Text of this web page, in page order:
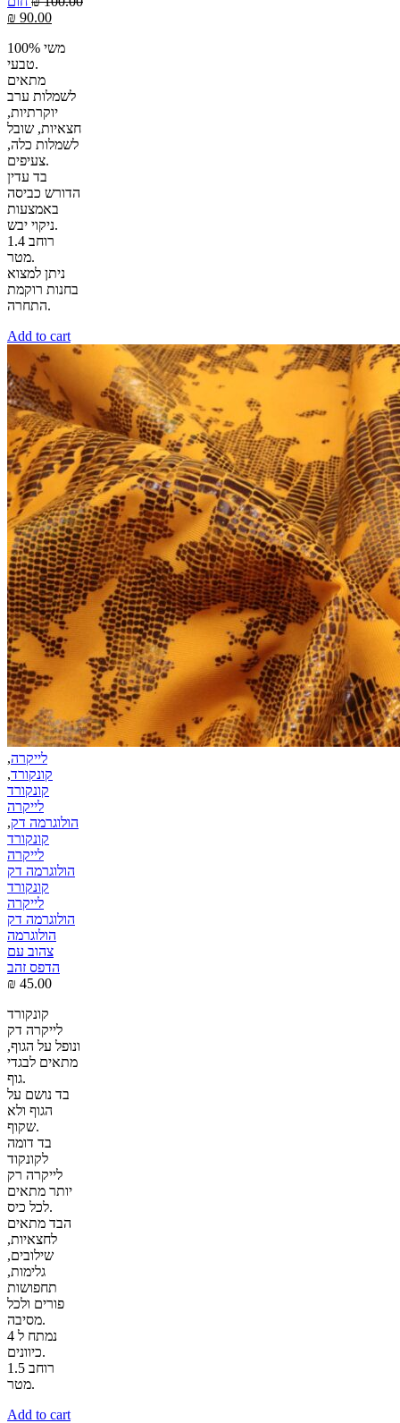
₪ 90.00
100% משי
טבעי.
מתאים
לשמלות ערב
יוקרתיות,
חצאיות, שובל
לשמלות כלה,
צעיפים.
בד עדין
הדורש כביסה
באמצעות
ניקוי יבש.
רוחב 1.4
מטר.
ניתן למצוא
בחנות רוקמת
התחרה.
Add to cart
לייקרה,
קונקורד,
קונקורד
לייקרה
הולוגרמה דק,
קונקורד
לייקרה
הולוגרמה דק
קונקורד
לייקרה
הולוגרמה דק
הולוגרמה
צהוב עם
הדפס זהב
₪ 45.00
קונקורד
לייקרה דק
ונופל על הגוף,
מתאים לבגדי
גוף.
בד נושם על
הגוף ולא
שקוף.
בד דומה
לקונקוד
לייקרה רק
יותר מתאים
לכל כיס.
הבד מתאים
לחצאיות,
שילובים,
גלימות,
תחפושות
פורים ולכל
מסיבה.
נמתח ל 4
כיוונים.
רוחב 1.5
מטר.
Add to cart